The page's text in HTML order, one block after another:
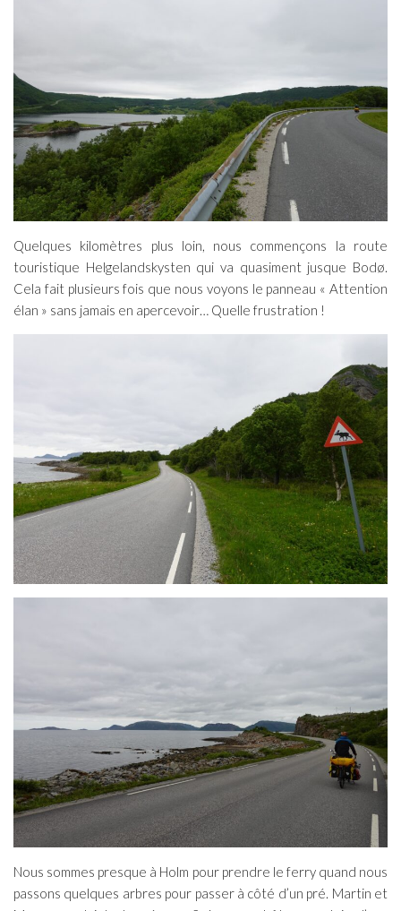
Quelques kilomètres plus loin, nous commençons la route
touristique Helgelandskysten qui va quasiment jusque Bodø.
Cela fait plusieurs fois que nous voyons le panneau « Attention
élan » sans jamais en apercevoir… Quelle frustration !
Nous sommes presque à Holm pour prendre le ferry quand nous
passons quelques arbres pour passer à côté d’un pré. Martin et